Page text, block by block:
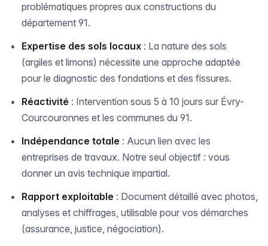
problématiques propres aux constructions du
département 91.
Expertise des sols locaux : La nature des sols
(argiles et limons) nécessite une approche adaptée
pour le diagnostic des fondations et des fissures.
Réactivité : Intervention sous 5 à 10 jours sur Évry-
Courcouronnes et les communes du 91.
Indépendance totale : Aucun lien avec les
entreprises de travaux. Notre seul objectif : vous
donner un avis technique impartial.
Rapport exploitable : Document détaillé avec photos,
analyses et chiffrages, utilisable pour vos démarches
(assurance, justice, négociation).